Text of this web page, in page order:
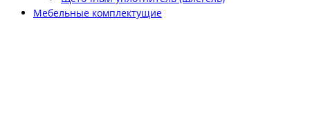
Мебельные комплектущие